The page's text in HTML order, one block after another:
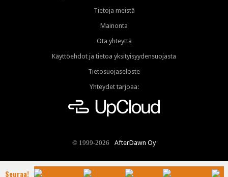
Tietoja meistä
Mainonta
Ota yhteyttä
Käyttöehdot ja tietoa yksityisyydensuojasta
Tietosuojaseloste
Yhteydet tarjoaa:
© 1999-2026 AfterDawn Oy
Seuraa!